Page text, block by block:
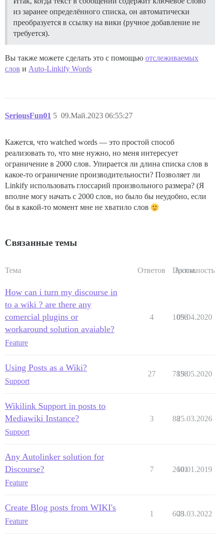
из заранее определённого списка, он автоматически
преобразуется в ссылку на вики (ручное добавление не
требуется).
Вы также можете сделать это с помощью отслеживаемых
слов и Auto-Linkify Words
SeriousFun01 09.Май.2023 06:55:27
5
Кажется, что watched words — это простой способ
реализовать то, что мне нужно, но меня интересует
ограничение в 2000 слов. Упирается ли длина списка слов в
какое-то ограничение производительности? Позволяет ли
Linkify использовать глоссарий произвольного размера? (Я
вполне могу начать с 2000 слов, но было бы неудобно, если
бы в какой-то момент мне не хватило слов
Связанные темы
Тема Ответов Просм.
Активность
How can i turn my discourse in
to a wiki ? are there any
comercial plugins or
workaround solution avaiable?
Feature
4 1058
09.04.2020
Using Posts as a Wiki?
Support
27 7858
19.05.2020
Wikilink Support in posts to
Mediawiki Instance?
Support
3 8825.03.2026
Any Autolinker solution for
Discourse?
Feature
7 2601
10.01.2019
Create Blog posts from WIKI's
Feature
1 608
23.03.2022